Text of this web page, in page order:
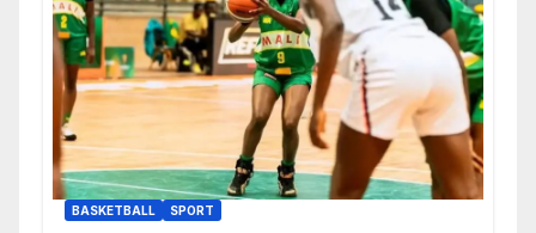
BASKETBALL SPORT